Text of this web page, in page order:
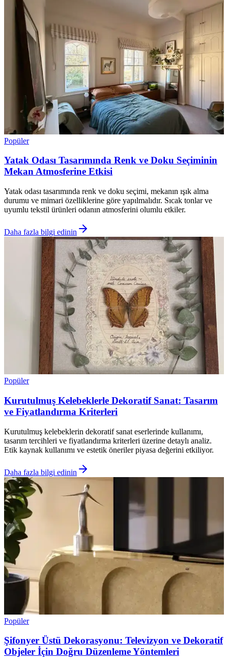
Popüler
Yatak Odası Tasarımında Renk ve Doku Seçiminin
Mekan Atmosferine Etkisi
Yatak odası tasarımında renk ve doku seçimi, mekanın ışık alma
durumu ve mimari özelliklerine göre yapılmalıdır. Sıcak tonlar ve
uyumlu tekstil ürünleri odanın atmosferini olumlu etkiler.
Daha fazla bilgi edinin
Popüler
Kurutulmuş Kelebeklerle Dekoratif Sanat: Tasarım
ve Fiyatlandırma Kriterleri
Kurutulmuş kelebeklerin dekoratif sanat eserlerinde kullanımı,
tasarım tercihleri ve fiyatlandırma kriterleri üzerine detaylı analiz.
Etik kaynak kullanımı ve estetik öneriler piyasa değerini etkiliyor.
Daha fazla bilgi edinin
Popüler
Şifonyer Üstü Dekorasyonu: Televizyon ve Dekoratif
Objeler İçin Doğru Düzenleme Yöntemleri